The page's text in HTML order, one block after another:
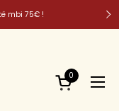
mbi 75€ !
Open cart
0